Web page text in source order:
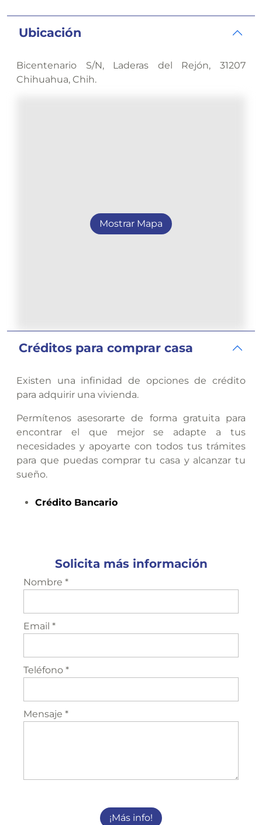
Ubicación
Bicentenario S/N, Laderas del Rejón, 31207
Chihuahua, Chih.
Mostrar Mapa
Créditos para comprar casa
Existen una infinidad de opciones de crédito
para adquirir una vivienda.
Permítenos asesorarte de forma gratuita para
encontrar el que mejor se adapte a tus
necesidades y apoyarte con todos tus trámites
para que puedas comprar tu casa y alcanzar tu
sueño.
Crédito Bancario
Solicita más información
Nombre *
Email *
Teléfono *
Mensaje *
¡Más info!